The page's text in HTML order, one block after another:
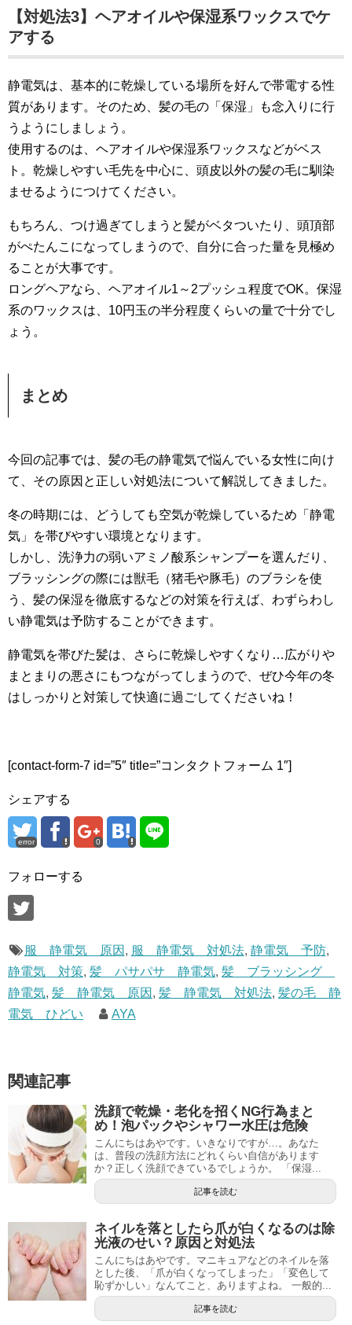
【対処法3】ヘアオイルや保湿系ワックスでケ
アする
静電気は、基本的に乾燥している場所を好んで帯電する性
質があります。そのため、髪の毛の「保湿」も念入りに行
うようにしましょう。
使用するのは、ヘアオイルや保湿系ワックスなどがベス
ト。乾燥しやすい毛先を中心に、頭皮以外の髪の毛に馴染
ませるようにつけてください。
もちろん、つけ過ぎてしまうと髪がベタついたり、頭頂部
がぺたんこになってしまうので、自分に合った量を見極め
ることが大事です。
ロングヘアなら、ヘアオイル1～2プッシュ程度でOK。保湿
系のワックスは、10円玉の半分程度くらいの量で十分でし
ょう。
まとめ
今回の記事では、髪の毛の静電気で悩んでいる女性に向け
て、その原因と正しい対処法について解説してきました。
冬の時期には、どうしても空気が乾燥しているため「静電
気」を帯びやすい環境となります。
しかし、洗浄力の弱いアミノ酸系シャンプーを選んだり、
ブラッシングの際には獣毛（猪毛や豚毛）のブラシを使
う、髪の保湿を徹底するなどの対策を行えば、わずらわし
い静電気は予防することができます。
静電気を帯びた髪は、さらに乾燥しやすくなり…広がりや
まとまりの悪さにもつながってしまうので、ぜひ今年の冬
はしっかりと対策して快適に過ごしてくださいね！
[contact-form-7 id=”5″ title=”コンタクトフォーム 1″]
シェアする
error 0
フォローする
服 静電気 原因 , 服 静電気 対処法, 静電気 予防,
静電気 対策, 髪 パサパサ 静電気, 髪 ブラッシング
静電気, 髪 静電気 原因 , 髪 静電気 対処法, 髪の毛 静
電気 ひどい
AYA
関連記事
洗顔で乾燥・老化を招くNG行為まと
め！泡パックやシャワー水圧は危険
こんにちはあやです。いきなりですが…。あなた
は、普段の洗顔方法にどれくらい自信があります
か？正しく洗顔できているでしょうか。 「保湿...
記事を読む
ネイルを落としたら爪が白くなるのは除
光液のせい？原因と対処法
こんにちはあやです。マニキュアなどのネイルを落
とした後、「爪が白くなってしまった」「変色して
恥ずかしい」なんてこと、ありますよね。 一般的...
記事を読む